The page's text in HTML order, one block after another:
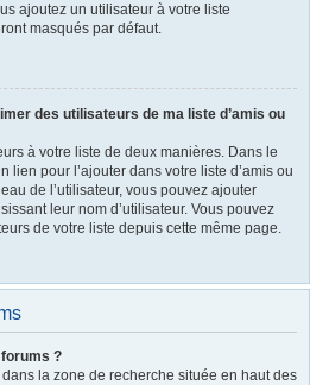
ajoutez un utilisateur à votre liste
masqués par défaut.
des utilisateurs de ma liste d’amis ou
à votre liste de deux manières. Dans le
lien pour l’ajouter dans votre liste d’amis ou
de l’utilisateur, vous pouvez ajouter
leur nom d’utilisateur. Vous pouvez
de votre liste depuis cette même page.
?
la zone de recherche située en haut des